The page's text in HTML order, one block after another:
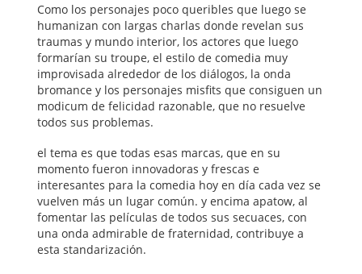
Como los personajes poco queribles que luego se
humanizan con largas charlas donde revelan sus
traumas y mundo interior, los actores que luego
formarían su troupe, el estilo de comedia muy
improvisada alrededor de los diálogos, la onda
bromance y los personajes misfits que consiguen un
modicum de felicidad razonable, que no resuelve
todos sus problemas.
el tema es que todas esas marcas, que en su
momento fueron innovadoras y frescas e
interesantes para la comedia hoy en día cada vez se
vuelven más un lugar común. y encima apatow, al
fomentar las películas de todos sus secuaces, con
una onda admirable de fraternidad, contribuye a
esta standarización.